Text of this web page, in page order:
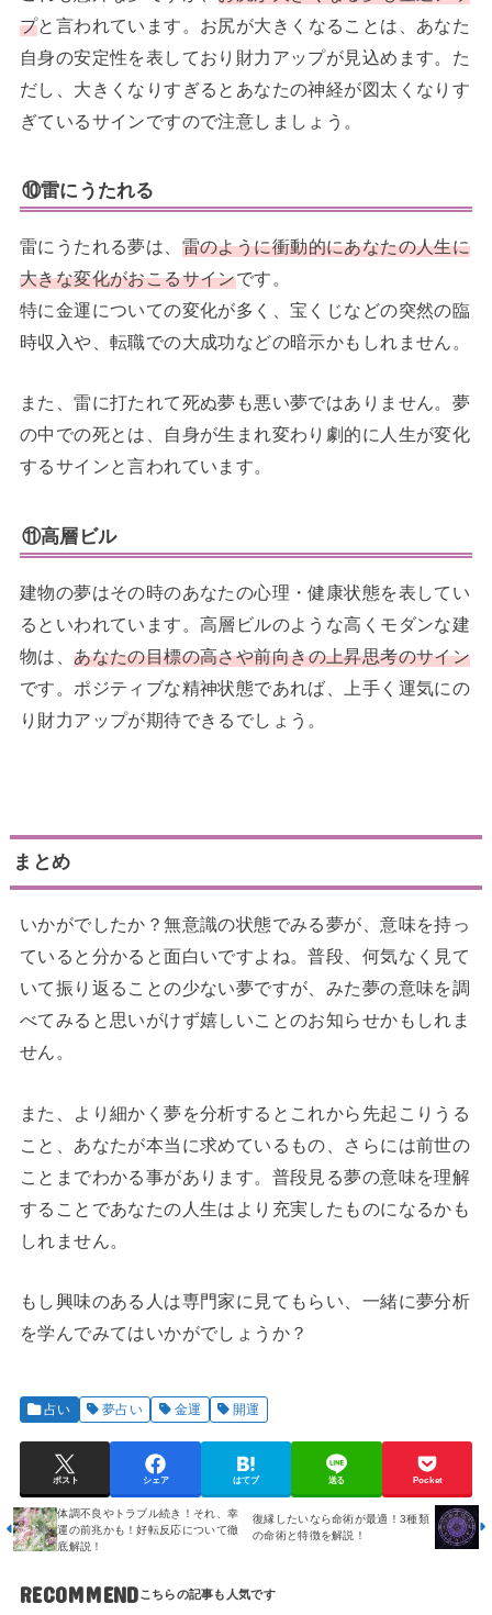
プと言われています。お尻が大きくなることは、あなた
自身の安定性を表しており財力アップが見込めます。た
だし、大きくなりすぎるとあなたの神経が図太くなりす
ぎているサインですので注意しましょう。
⑩雷にうたれる
雷にうたれる夢は、 雷のように衝動的にあなたの人生に
大きな変化がおこるサインです。
特に金運についての変化が多く、宝くじなどの突然の臨
時収入や、転職での大成功などの暗示かもしれません。
また、雷に打たれて死ぬ夢も悪い夢ではありません。夢
の中での死とは、自身が生まれ変わり劇的に人生が変化
するサインと言われています。
⑪高層ビル
建物の夢はその時のあなたの心理・健康状態を表してい
るといわれています。高層ビルのような高くモダンな建
物は、あなたの目標の高さや前向きの上昇思考のサイン
です。ポジティブな精神状態であれば、上手く運気にの
り財力アップが期待できるでしょう。
まとめ
いかがでしたか？無意識の状態でみる夢が、意味を持っ
ていると分かると面白いですよね。普段、何気なく見て
いて振り返ることの少ない夢ですが、みた夢の意味を調
べてみると思いがけず嬉しいことのお知らせかもしれま
せん。
また、より細かく夢を分析するとこれから先起こりうる
こと、あなたが本当に求めているもの、さらには前世の
ことまでわかる事があります。普段見る夢の意味を理解
することであなたの人生はより充実したものになるかも
しれません。
もし興味のある人は専門家に見てもらい、一緒に夢分析
を学んでみてはいかがでしょうか？
占い 夢占い 金運 開運
ポスト シェア はてブ 送る Pocket
体調不良やトラブル続き！それ、幸
運の前兆かも！好転反応について徹
底解説！
復縁したいなら命術が最適！3種類
の命術と特徴を解説！
RECOMMEND